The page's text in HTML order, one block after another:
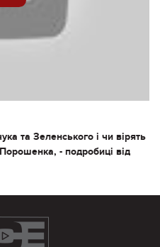
та Зеленського і чи вірять
- подробиці від